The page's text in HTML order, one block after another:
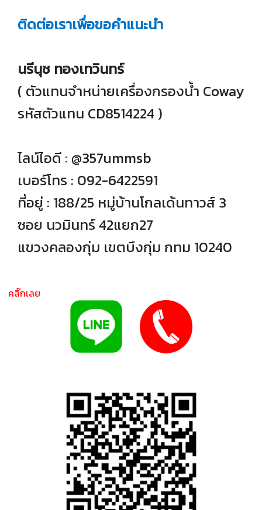
ติดต่อเราเพื่อขอคำแนะนำ
นรีนุช ทองเทวินทร์
( ตัวแทนจำหน่ายเครื่องกรองน้ำ Coway
รหัสตัวแทน CD8514224 )
ไลน์ไอดี : @357ummsb
เบอร์โทร : 092-6422591
ที่อยู่ : 188/25 หมู่บ้านโกลเด้นทาวส์ 3
ซอย นวมินทร์ 42แยก27
แขวงคลองกุ่ม เขตบึงกุ่ม กทม 10240
คลิ๊กเลย